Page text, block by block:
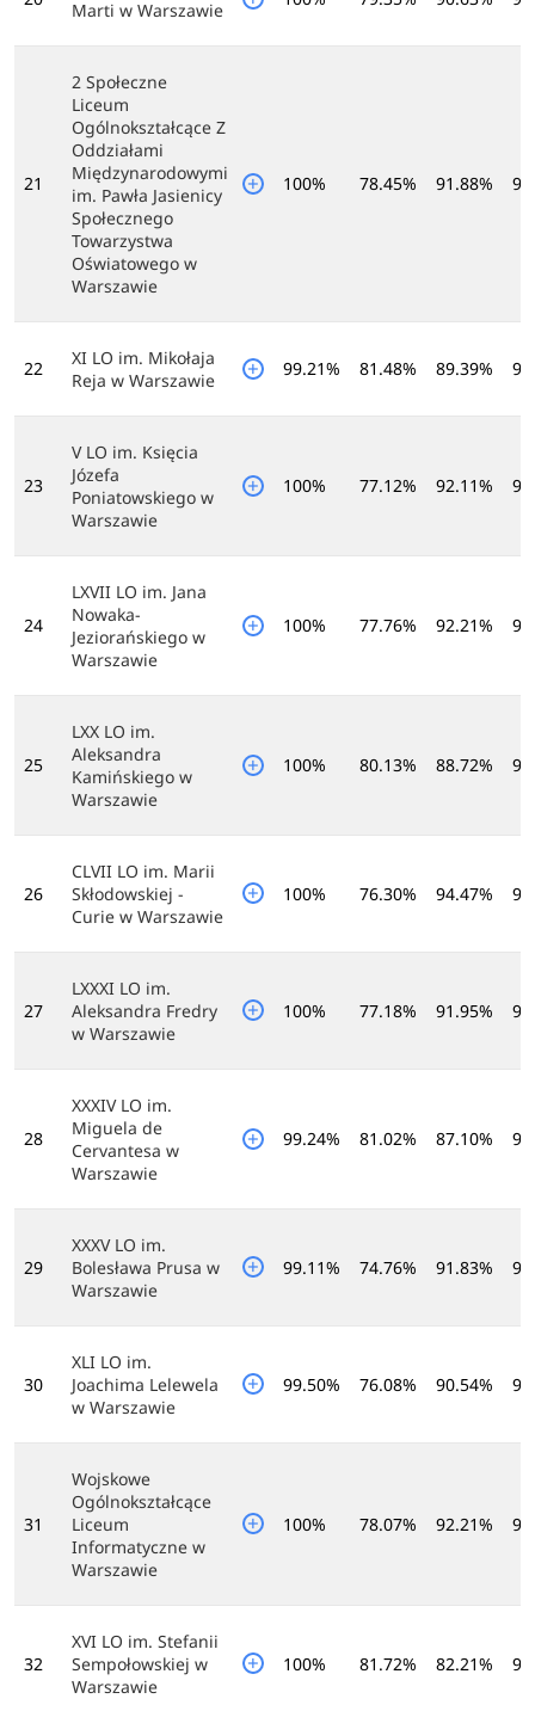
Marti w Warszawie
21
2 Społeczne
Liceum
Ogólnokształcące Z
Oddziałami
Międzynarodowymi
im. Pawła Jasienicy
Społecznego
Towarzystwa
Oświatowego w
Warszawie
100% 78.45% 91.88%
22
XI LO im. Mikołaja
Reja w Warszawie
99.21% 81.48% 89.39%
23
V LO im. Księcia
Józefa
Poniatowskiego w
Warszawie
100% 77.12% 92.11%
24
LXVII LO im. Jana
Nowaka-
Jeziorańskiego w
Warszawie
100% 77.76% 92.21%
25
LXX LO im.
Aleksandra
Kamińskiego w
Warszawie
100% 80.13% 88.72%
26
CLVII LO im. Marii
Skłodowskiej -
Curie w Warszawie
100% 76.30% 94.47%
27
LXXXI LO im.
Aleksandra Fredry
w Warszawie
100% 77.18% 91.95%
28
XXXIV LO im.
Miguela de
Cervantesa w
Warszawie
99.24% 81.02% 87.10%
29
XXXV LO im.
Bolesława Prusa w
Warszawie
99.11% 74.76% 91.83%
30
XLI LO im.
Joachima Lelewela
w Warszawie
99.50% 76.08% 90.54%
31
Wojskowe
Ogólnokształcące
Liceum
Informatyczne w
Warszawie
100% 78.07% 92.21%
32
XVI LO im. Stefanii
Sempołowskiej w
Warszawie
100% 81.72% 82.21%